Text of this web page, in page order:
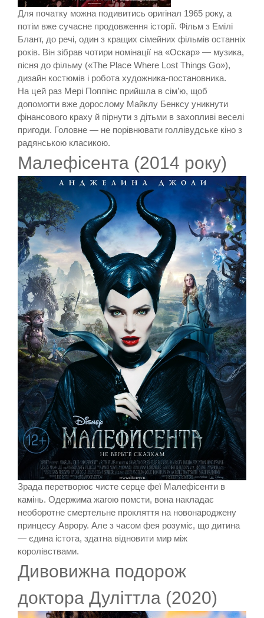
Для початку можна подивитись оригінал 1965 року, а
потім вже сучасне продовження історії. Фільм з Емілі
Блант, до речі, один з кращих сімейних фільмів останніх
років. Він зібрав чотири номінації на «Оскар» — музика,
пісня до фільму («The Place Where Lost Things Go»),
дизайн костюмів і робота художника-постановника.
На цей раз Мері Поппінс прийшла в сім’ю, щоб
допомогти вже дорослому Майклу Бенксу уникнути
фінансового краху й пірнути з дітьми в захопливі веселі
пригоди. Головне — не порівнювати голлівудське кіно з
радянською класикою.
Малефісента (2014 року)
Зрада перетворює чисте серце феї Малефісенти в
камінь. Одержима жагою помсти, вона накладає
необоротне смертельне прокляття на новонароджену
принцесу Аврору. Але з часом фея розуміє, що дитина
— єдина істота, здатна відновити мир між
королівствами.
Дивовижна подорож
доктора Дуліттла (2020)